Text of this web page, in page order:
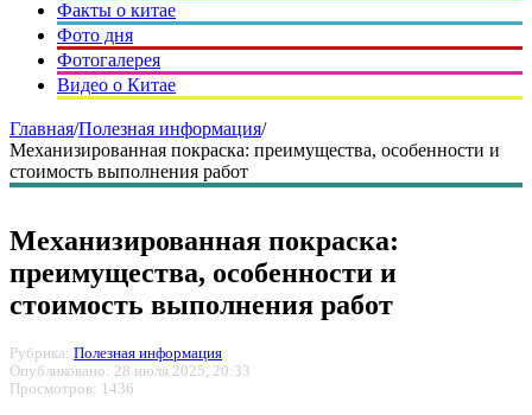
Факты о китае
Фото дня
Фотогалерея
Видео о Китае
Главная/Полезная информация/
Механизированная покраска: преимущества, особенности и
стоимость выполнения работ
Механизированная покраска:
преимущества, особенности и
стоимость выполнения работ
Рубрика: Полезная информация
Опубликовано: 28 июля 2025, 20:33
Просмотров: 1436